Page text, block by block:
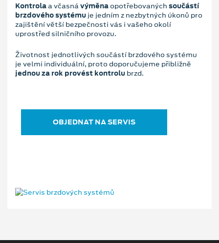
Kontrolaa včasná výměnaopotřebovaných součástí
brzdového systému je jedním z nezbytných úkonů pro
zajištění větší bezpečnosti vás i vašeho okolí
uprostřed silničního provozu.
Životnost jednotlivých součástí brzdového systému
je velmi individuální, proto doporučujeme přibližně
jednou za rok provést kontrolu brzd.
OBJEDNAT NA SERVIS